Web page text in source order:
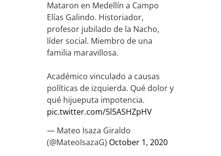
Mataron en Medellín a Campo
Elías Galindo. Historiador,
profesor jubilado de la Nacho,
líder social. Miembro de una
familia maravillosa.
Académico vinculado a causas
políticas de izquierda. Qué dolor y
qué hijueputa impotencia.
pic.twitter.com/5l5ASHZpHV
— Mateo Isaza Giraldo
(@MateoIsazaG) October 1, 2020